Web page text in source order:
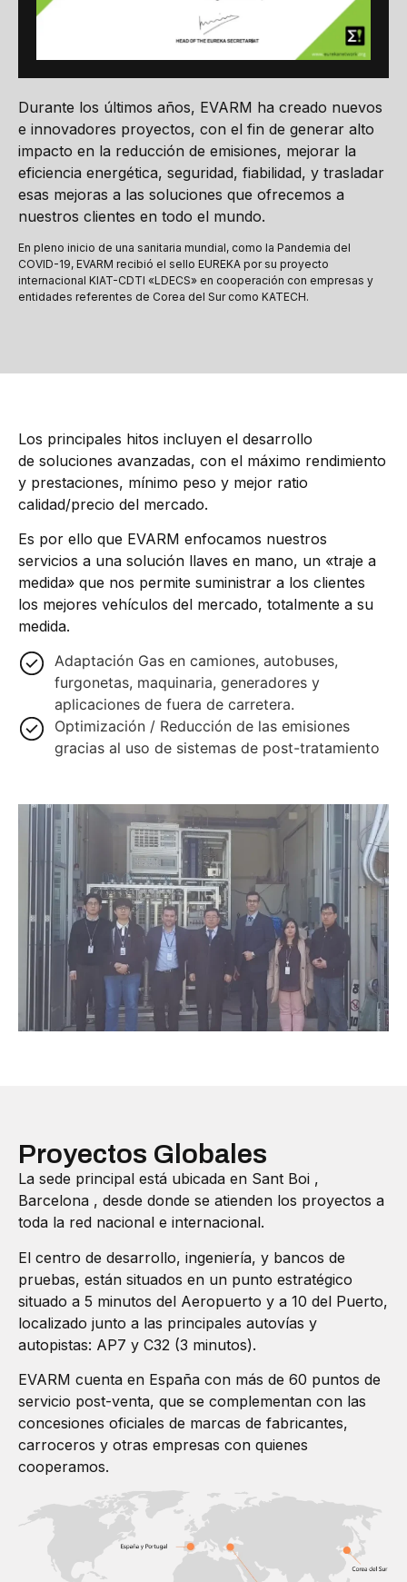
Durante los últimos años, EVARM ha creado nuevos
e innovadores proyectos, con el fin de generar alto
impacto en la reducción de emisiones, mejorar la
eficiencia energética, seguridad, fiabilidad, y trasladar
esas mejoras a las soluciones que ofrecemos a
nuestros clientes en todo el mundo.
En pleno inicio de una sanitaria mundial, como la Pandemia del
COVID-19, EVARM recibió el sello EUREKA por su proyecto
internacional KIAT-CDTI «LDECS» en cooperación con empresas y
entidades referentes de Corea del Sur como KATECH.
Los principales hitos incluyen el desarrollo
de soluciones avanzadas, con el máximo rendimiento
y prestaciones, mínimo peso y mejor ratio
calidad/precio del mercado.
Es por ello que EVARM enfocamos nuestros
servicios a una solución llaves en mano, un «traje a
medida» que nos permite suministrar a los clientes
los mejores vehículos del mercado, totalmente a su
medida.
Adaptación Gas en camiones, autobuses,
furgonetas, maquinaria, generadores y
aplicaciones de fuera de carretera.
Optimización / Reducción de las emisiones
gracias al uso de sistemas de post-tratamiento
Proyectos Globales
La sede principal está ubicada en Sant Boi ,
Barcelona , desde donde se atienden los proyectos a
toda la red nacional e internacional.
El centro de desarrollo, ingeniería, y bancos de
pruebas, están situados en un punto estratégico
situado a 5 minutos del Aeropuerto y a 10 del Puerto,
localizado junto a las principales autovías y
autopistas: AP7 y C32 (3 minutos).
EVARM cuenta en España con más de 60 puntos de
servicio post-venta, que se complementan con las
concesiones oficiales de marcas de fabricantes,
carroceros y otras empresas con quienes
cooperamos.